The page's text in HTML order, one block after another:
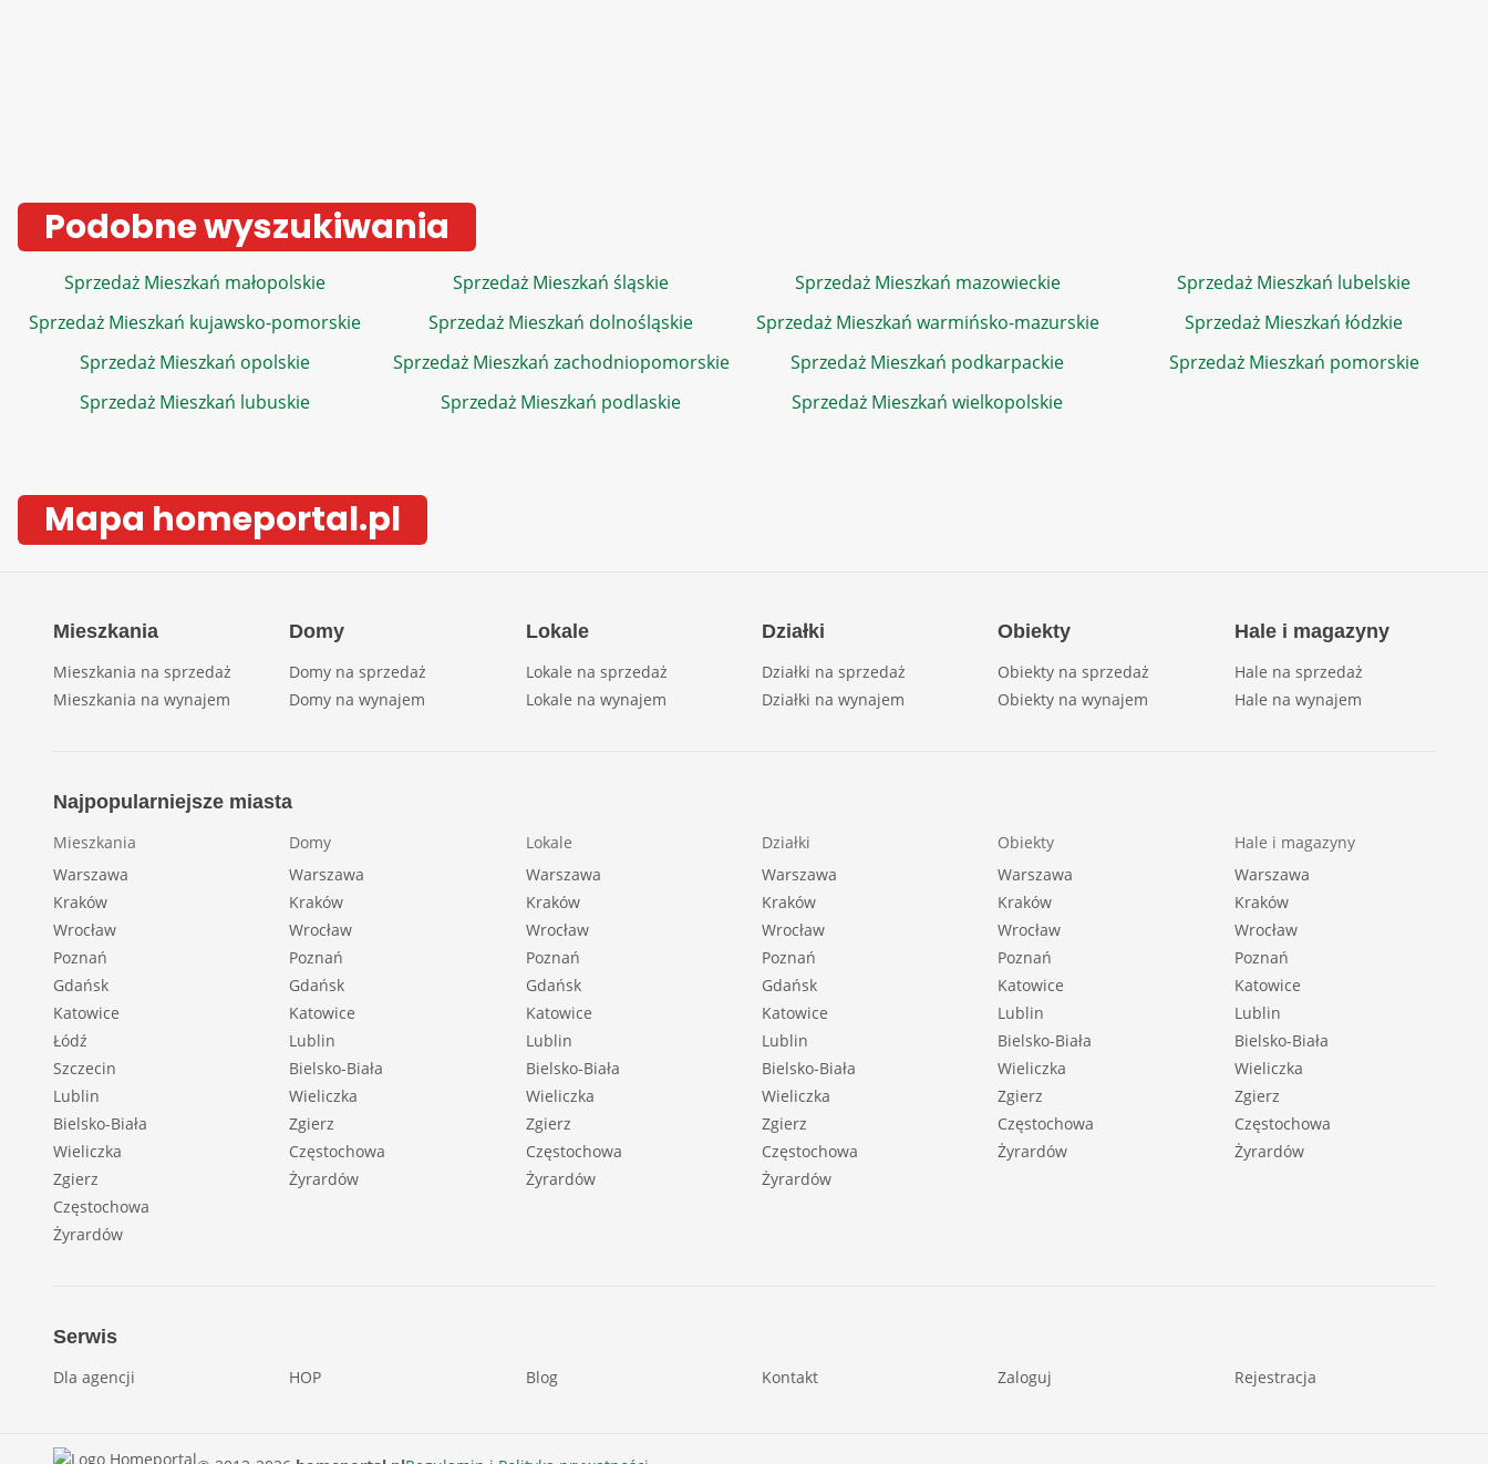
Podobne wyszukiwania
Sprzedaż Mieszkań małopolskie Sprzedaż Mieszkań śląskie Sprzedaż Mieszkań mazowieckie
Sprzedaż Mieszkań lubelskie
Sprzedaż Mieszkań kujawsko-pomorskie
Sprzedaż Mieszkań dolnośląskie Sprzedaż Mieszkań warmińsko-mazurskie
Sprzedaż Mieszkań łódzkie
Sprzedaż Mieszkań opolskie
Sprzedaż Mieszkań zachodniopomorskie Sprzedaż Mieszkań podkarpackie
Sprzedaż Mieszkań pomorskie
Sprzedaż Mieszkań lubuskie
Sprzedaż Mieszkań podlaskie Sprzedaż Mieszkań wielkopolskie
Mapa homeportal.pl
Mieszkania
Mieszkania na sprzedaż
Mieszkania na wynajem
Domy
Domy na sprzedaż
Domy na wynajem
Lokale
Lokale na sprzedaż
Lokale na wynajem
Działki
Działki na sprzedaż
Działki na wynajem
Obiekty
Obiekty na sprzedaż
Obiekty na wynajem
Hale i magazyny
Hale na sprzedaż
Hale na wynajem
Najpopularniejsze miasta
Mieszkania
Warszawa
Kraków
Wrocław
Poznań
Gdańsk
Katowice
Łódź
Szczecin
Lublin
Bielsko-Biała
Wieliczka
Zgierz
Częstochowa
Żyrardów
Domy
Warszawa
Kraków
Wrocław
Poznań
Gdańsk
Katowice
Lublin
Bielsko-Biała
Wieliczka
Zgierz
Częstochowa
Żyrardów
Lokale
Warszawa
Kraków
Wrocław
Poznań
Gdańsk
Katowice
Lublin
Bielsko-Biała
Wieliczka
Zgierz
Częstochowa
Żyrardów
Działki
Warszawa
Kraków
Wrocław
Poznań
Gdańsk
Katowice
Lublin
Bielsko-Biała
Wieliczka
Zgierz
Częstochowa
Żyrardów
Obiekty
Warszawa
Kraków
Wrocław
Poznań
Katowice
Lublin
Bielsko-Biała
Wieliczka
Zgierz
Częstochowa
Żyrardów
Hale i magazyny
Warszawa
Kraków
Wrocław
Poznań
Katowice
Lublin
Bielsko-Biała
Wieliczka
Zgierz
Częstochowa
Żyrardów
Serwis
Dla agencji HOP Blog Kontakt Zaloguj Rejestracja